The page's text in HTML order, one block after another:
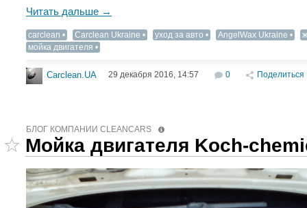
Читать дальше →
carclean Carclean Ukraine уход за авто AngelWax Ukraine
мойка двигателя
Carclean.UA 29 декабря 2016, 14:57 0 Поделиться
БЛОГ КОМПАНИИ CLEANCARS
Мойка двигателя Koch-